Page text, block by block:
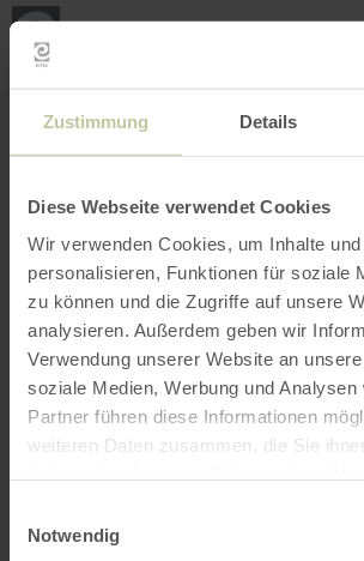
Zustimmung Details
Diese Webseite verwendet Cookies
Wir verwenden Cookies, um Inhalte
personalisieren, Funktionen für soziale
zu können und die Zugriffe auf unsere
analysieren. Außerdem geben wir
Verwendung unserer Website an
soziale Medien, Werbung und Analysen
Partner führen diese Informationen
weiteren Daten zusammen, die Sie
Notwendig